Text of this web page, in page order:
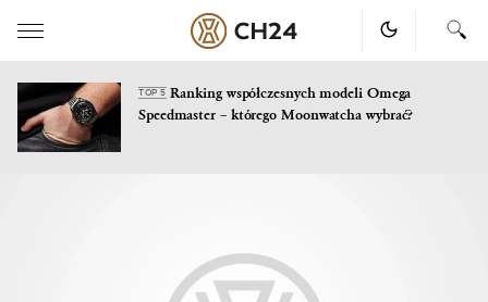
TOP 5Ranking współczesnych modeli Omega
Speedmaster – którego Moonwatcha wybrać?